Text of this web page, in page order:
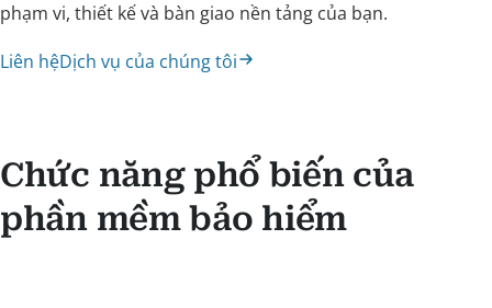
phạm vi, thiết kế và bàn giao nền tảng của bạn.
Liên hệDịch vụ của chúng tôi
Chức năng phổ biến của
phần mềm bảo hiểm